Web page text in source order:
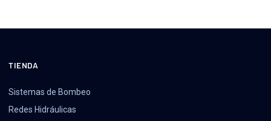
TIENDA
Sistemas de Bombeo
Redes Hidráulicas